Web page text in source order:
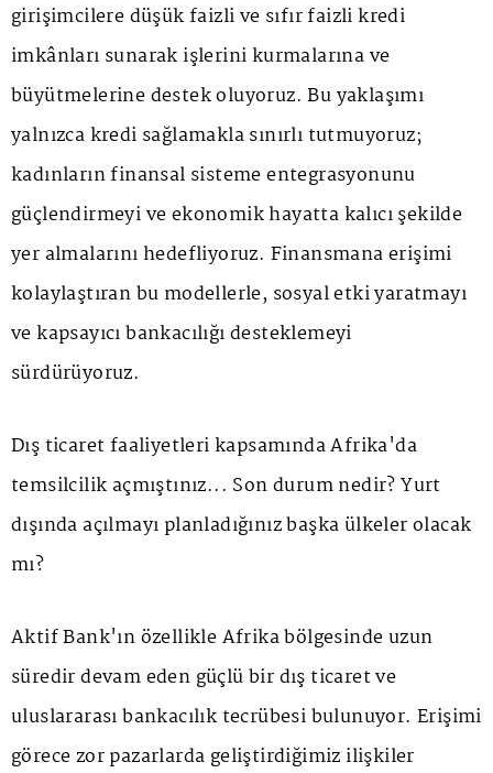
girişimcilere düşük faizli ve sıfır faizli kredi
imkânları sunarak işlerini kurmalarına ve
büyütmelerine destek oluyoruz. Bu yaklaşımı
yalnızca kredi sağlamakla sınırlı tutmuyoruz;
kadınların finansal sisteme entegrasyonunu
güçlendirmeyi ve ekonomik hayatta kalıcı şekilde
yer almalarını hedefliyoruz. Finansmana erişimi
kolaylaştıran bu modellerle, sosyal etki yaratmayı
ve kapsayıcı bankacılığı desteklemeyi
sürdürüyoruz.
Dış ticaret faaliyetleri kapsamında Afrika'da
temsilcilik açmıştınız... Son durum nedir? Yurt
dışında açılmayı planladığınız başka ülkeler olacak
mı?
Aktif Bank'ın özellikle Afrika bölgesinde uzun
süredir devam eden güçlü bir dış ticaret ve
uluslararası bankacılık tecrübesi bulunuyor. Erişimi
görece zor pazarlarda geliştirdiğimiz ilişkiler